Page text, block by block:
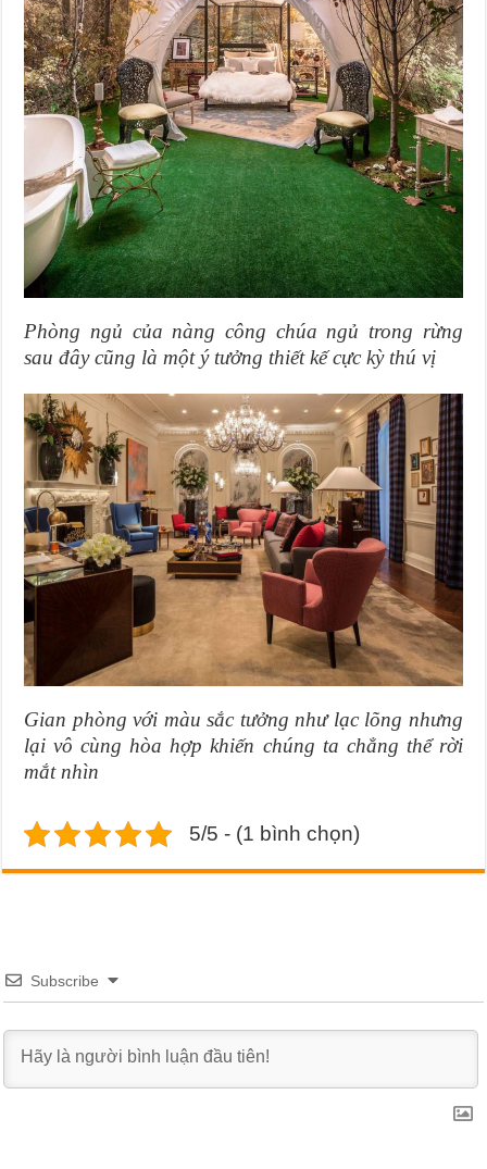
Phòng ngủ của nàng công chúa ngủ trong rừng
sau đây cũng là một ý tưởng thiết kế cực kỳ thú vị
Gian phòng với màu sắc tưởng như lạc lõng nhưng
lại vô cùng hòa hợp khiến chúng ta chẳng thể rời
mắt nhìn
5/5 - (1 bình chọn)
Subscribe